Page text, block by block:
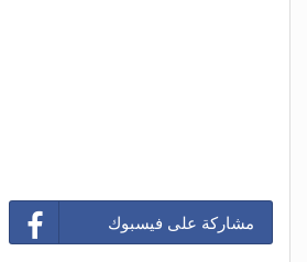
مشاركة على فيسبوك